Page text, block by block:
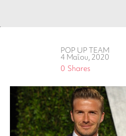
POP UP TEAM
4 Μαΐου, 2020
Shares
0